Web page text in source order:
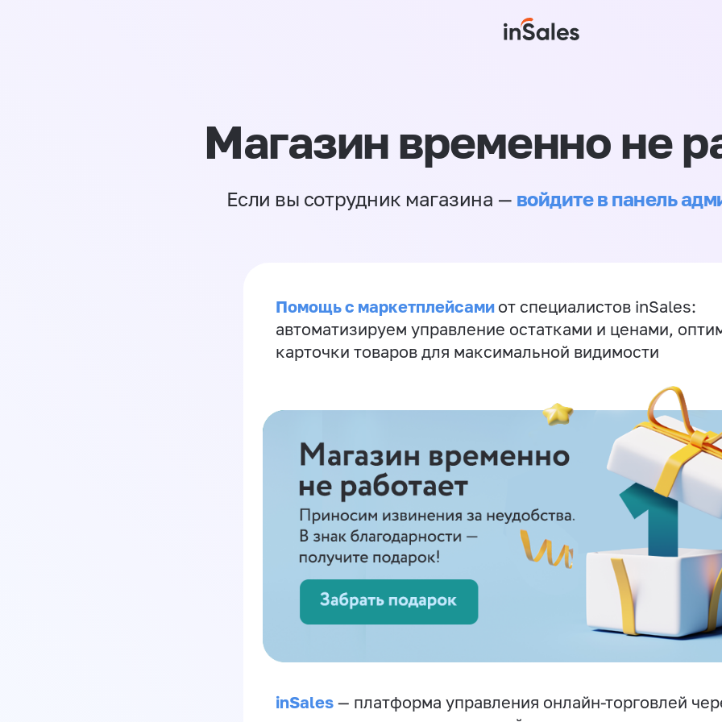
Магазин временно не
Если вы сотрудник магазина — войдите в панель
Помощь с маркетплейсами от специалистов inSales:
автоматизируем управление остатками и ценами,
карточки товаров для максимальной видимости
inSales — платформа управления онлайн-торговлей